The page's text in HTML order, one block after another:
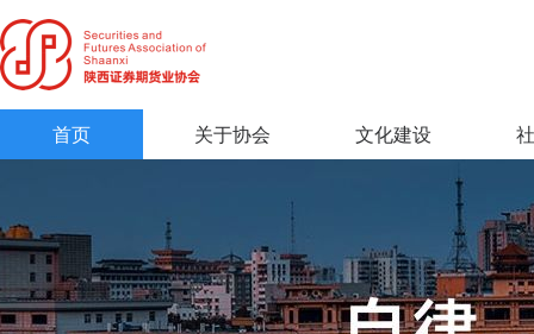
首页 关于协会 文化建设